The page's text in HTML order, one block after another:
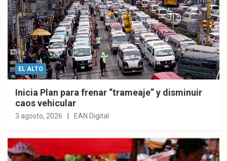
EL ALTO
Inicia Plan para frenar “trameaje” y disminuir
caos vehicular
3 agosto, 2026 EAN Digital